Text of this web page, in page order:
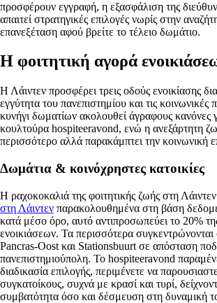
προσφέρουν εγγραφή, η εξασφάλιση της
απαιτεί στρατηγικές επιλογές νωρίς στην
επανεξέταση αφού βρείτε το τέλειο δωμάτιο.
Η φοιτητική αγορά
Η Λάιντεν προσφέρει τρεις οδούς ενοικίασης
εγγύτητα του πανεπιστημίου και τις κοινωνικές
κυνήγι δωματίων ακολουθεί άγραφους κανόνες
κουλτούρα hospiteeravond, ενώ η ανεξάρτητη
περισσότερο αλλά παρακάμπτει την κοινωνική
Δωμάτια & κοινόχρηστες κατοικίες
Η ραχοκοκαλιά της φοιτητικής ζωής στη
στη Λάιντεν παρακολουθημένα στη βάση
κατά μέσο όρο, αυτό αντιπροσωπεύει το 20%
ενοικιάσεων. Τα περισσότερα συγκεντρώνονται
Pancras-Oost και Stationsbuurt σε απόσταση
πανεπιστημιούπολη. Το hospiteeravond
διαδικασία επιλογής, περιμένετε να
συγκατοίκους, συχνά με κρασί και τυρί,
συμβατότητα όσο και δέσμευση στη δυναμική